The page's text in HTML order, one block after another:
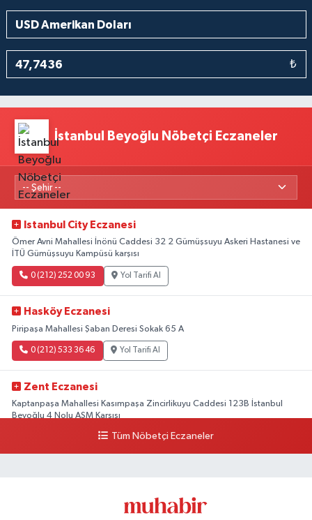
₺
İstanbul Beyoğlu Nöbetçi Eczaneler
Istanbul City Eczanesi
Ömer Avni Mahallesi İnönü Caddesi 32 2 Gümüşsuyu Askeri Hastanesi ve
İTÜ Gümüşsuyu Kampüsü karşısı
0 (212) 252 00 93 Yol Tarifi Al
Hasköy Eczanesi
Piripaşa Mahallesi Şaban Deresi Sokak 65 A
0 (212) 533 36 46 Yol Tarifi Al
Zent Eczanesi
Kaptanpaşa Mahallesi Kasımpaşa Zincirlikuyu Caddesi 123B İstanbul
Beyoğlu 4 Nolu ASM Karşısı
Yol Tarifi Al
Tüm Nöbetçi Eczaneler